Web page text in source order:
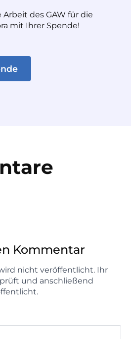
des GAW für die
mit Ihrer Spende!
Kommentar
nicht veröffentlicht. Ihr
und anschließend